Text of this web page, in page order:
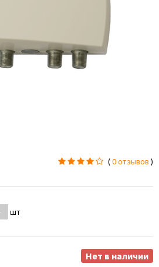
(0 отзывов )
шт
Нет в наличии